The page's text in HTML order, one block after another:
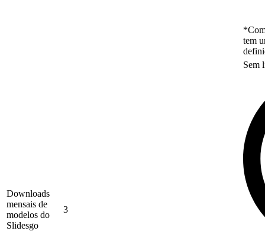
tem
Downloads
mensais de
modelos do
Slidesgo
3
Sem